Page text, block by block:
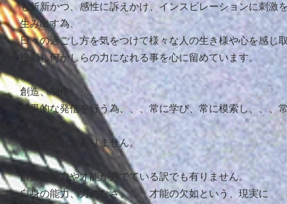
も斬新かつ、感性に訴えかけ、インスピレーションに刺激
生み出す為、
日々の過ごし方を気をつけて様々な人の生き様や心を感じ
投影し何かしらの力になれる事を心に留めています。
創造、制作、、、
効果的な発信を行う為、、、常に学び、常に模索し、、、
尽力するしかありません。
自身は能力や才能が秀でている訳でも有りません。
自身の能力、力のなさ、、、才能の欠如という、現実に